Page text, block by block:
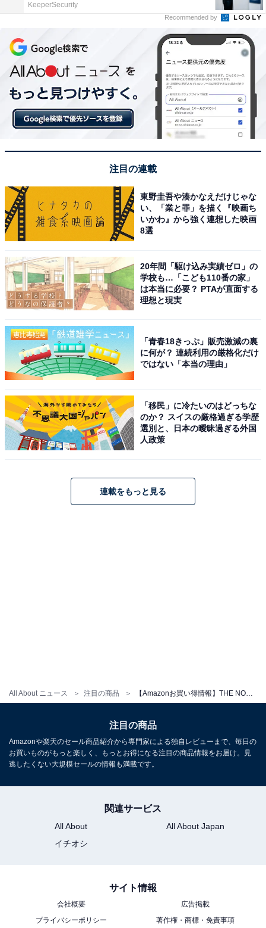
All About ニュース 注目の商品
【今日チェックしたい】THE NORTH FACEの人
気商品5選
THE NORTH FACE「NM72304」
[THE NORTH FACE] ザ・ノース・フェイス スウィープ
NM72304 ブラック
Amazonで見る
THE NORTH FACE「NN2PN62J」
(ザ・ノースフェイス) THE NORTH FACE W LIGHT
[並行輸入品]
Amazonで見る
THE NORTH FACE「NMW82350」
[THE NORTH FACE] レディース リュックサック W
ク ONESIZE NMW82350 通勤 通学 ナイロン バックパッ
THE NORTH FACE「NM72303」
KeeperSecurity
Recommended by
注目の連載
東野圭吾や湊かなえだけじゃな
い、「業と罪」を描く『映画ち
いかわ』から強く連想した映画
8選
20年間「駆け込み実績ゼロ」の
学校も…「こども110番の家」
は本当に必要？ PTAが直面する
理想と現実
「青春18きっぷ」販売激減の裏
に何が？ 連続利用の厳格化だけ
ではない「本当の理由」
「移民」に冷たいのはどっちな
のか？ スイスの厳格過ぎる学歴
選別と、日本の曖昧過ぎる外国
人政策
連載をもっと見る
注目の商品
Amazonや楽天のセール商品紹介から専門家による独自レビューまで、毎日の
お買いものがもっと楽しく、もっとお得になる注目の商品情報をお届け。見
逃したくない大規模セールの情報も満載です。
関連サービス
All About
All About Japan
イチオシ
サイト情報
会社概要
広告掲載
プライバシーポリシー
著作権・商標・免責事項